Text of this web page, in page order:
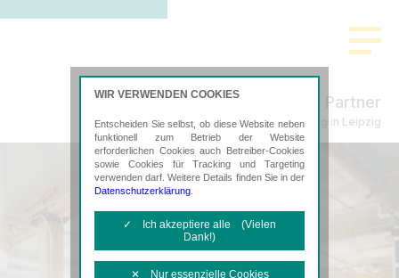
Schmidt & Partner
Steuerberatung in Leipzig
WIR VERWENDEN COOKIES
Entscheiden Sie selbst, ob diese Website neben
funktionell zum Betrieb der Website
erforderlichen Cookies auch Betreiber-Cookies
sowie Cookies für Tracking und Targeting
verwenden darf. Weitere Details finden Sie in der
Datenschutzerklärung
✓ Ich akzeptiere alle (Vielen
Dank!)
✕ Nur essenzielle Cookies